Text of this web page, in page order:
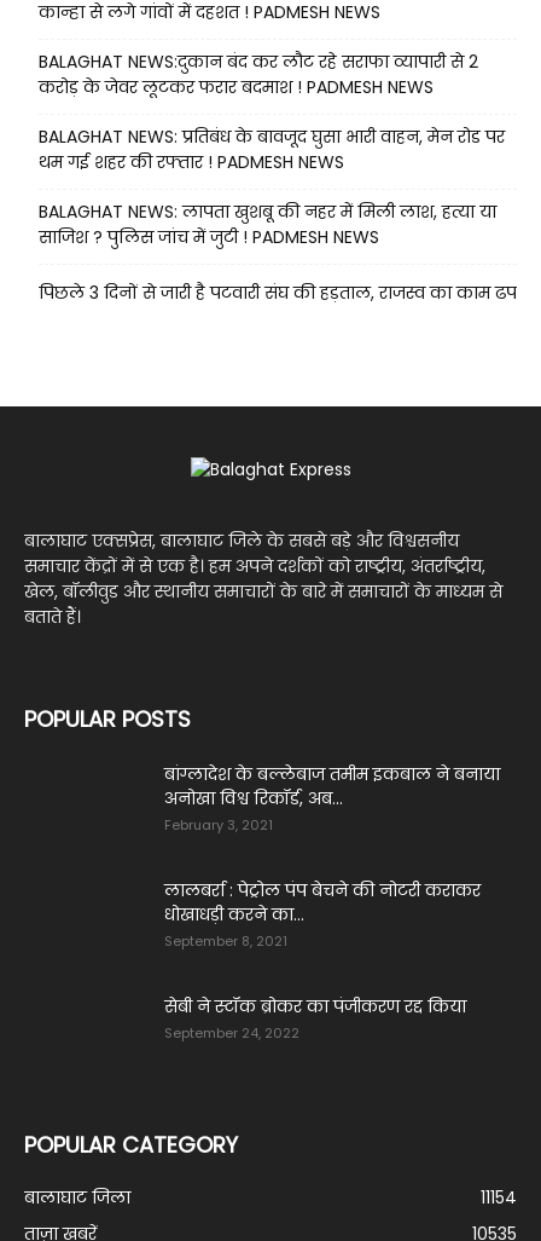
कान्हा से लगे गांवों में दहशत ! PADMESH NEWS
BALAGHAT NEWS:दुकान बंद कर लौट रहे सराफा व्यापारी से 2
करोड़ के जेवर लूटकर फरार बदमाश ! PADMESH NEWS
BALAGHAT NEWS: प्रतिबंध के बावजूद घुसा भारी वाहन, मेन रोड पर
थम गई शहर की रफ्तार ! PADMESH NEWS
BALAGHAT NEWS: लापता खुशबू की नहर में मिली लाश, हत्या या
साजिश ? पुलिस जांच में जुटी ! PADMESH NEWS
पिछले 3 दिनों से जारी है पटवारी संघ की हड़ताल, राजस्व का काम ढप
बालाघाट एक्सप्रेस, बालाघाट जिले के सबसे बड़े और विश्वसनीय
समाचार केंद्रों में से एक है। हम अपने दर्शकों को राष्ट्रीय, अंतर्राष्ट्रीय,
खेल, बॉलीवुड और स्थानीय समाचारों के बारे में समाचारों के माध्यम से
बताते हैं।
POPULAR POSTS
बांग्लादेश के बल्लेबाज तमीम इकबाल ने बनाया
अनोखा विश्व रिकॉर्ड, अब...
February 3, 2021
लालबर्रा : पेट्रोल पंप बेचने की नोटरी कराकर
धोखाधड़ी करने का...
September 8, 2021
सेबी ने स्टॉक ब्रोकर का पंजीकरण रद्द किया
September 24, 2022
POPULAR CATEGORY
बालाघाट जिला
11154
ताज़ा ख़बरें
10535